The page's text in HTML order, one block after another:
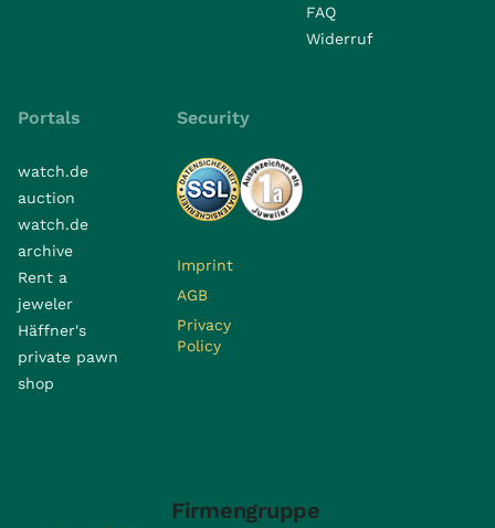
FAQ
Widerruf
Portals
watch.de
auction
watch.de
archive
Rent a
jeweler
Häffner's
private pawn
shop
Security
Imprint
AGB
Privacy
Policy
Firmengruppe